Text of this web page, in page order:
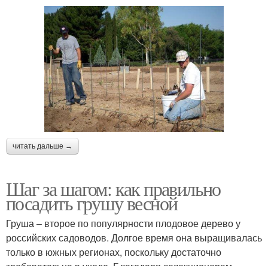
читать дальше →
Шаг за шагом: как правильно
посадить грушу весной
Груша – второе по популярности плодовое дерево у
российских садоводов. Долгое время она выращивалась
только в южных регионах, поскольку достаточно